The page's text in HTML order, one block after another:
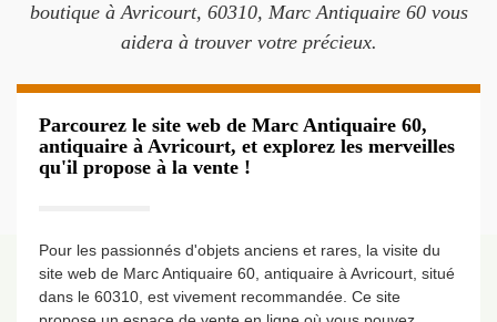
boutique à Avricourt, 60310, Marc Antiquaire 60 vous
aidera à trouver votre précieux.
Parcourez le site web de Marc Antiquaire 60,
antiquaire à Avricourt, et explorez les merveilles
qu'il propose à la vente !
Pour les passionnés d'objets anciens et rares, la visite du
site web de Marc Antiquaire 60, antiquaire à Avricourt, situé
dans le 60310, est vivement recommandée. Ce site